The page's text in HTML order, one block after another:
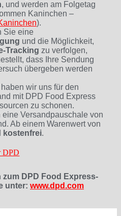
, und werden am Folgetag
Kaninchen –
).
Sie eine
und die Möglichkeit,
Tracking zu verfolgen,
dass Ihre Sendung
übergeben werden
haben wir uns für den
mit DPD Food Express
zu schonen.
Versandpauschale von
Ab einem Warenwert von
kostenfrei.
DPD Food Express-
unter: www.dpd.com